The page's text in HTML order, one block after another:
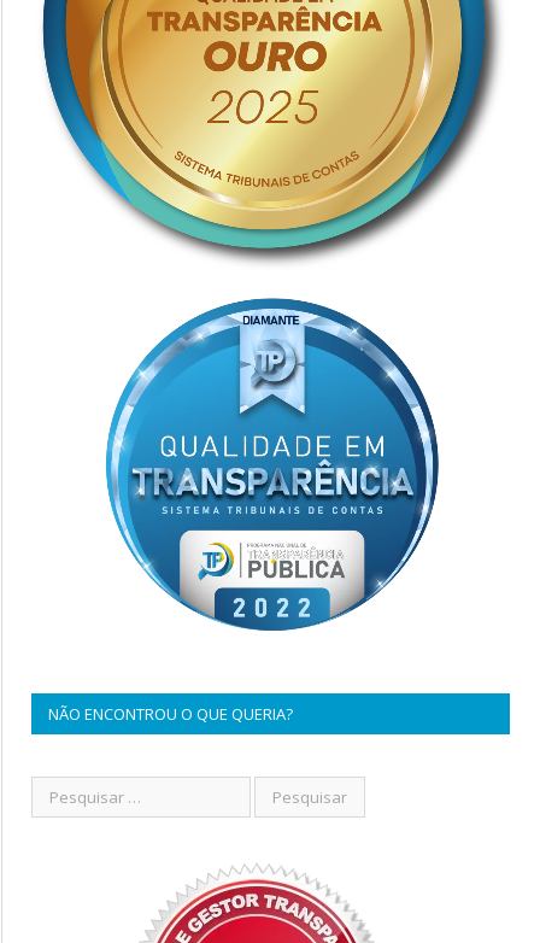
NÃO ENCONTROU O QUE QUERIA?